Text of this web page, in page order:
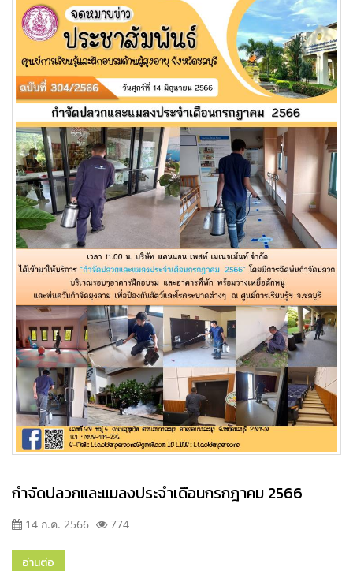
กำจัดปลวกและแมลงประจำเดือนกรกฎาคม 2566
14 ก.ค. 2566 774
อ่านต่อ